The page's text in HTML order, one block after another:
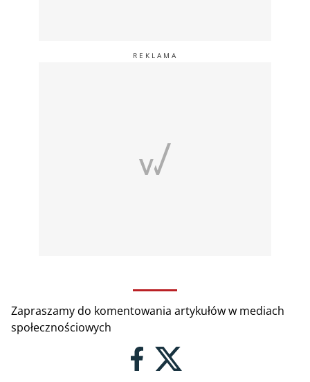
Zapraszamy do komentowania artykułów w mediach
społecznościowych